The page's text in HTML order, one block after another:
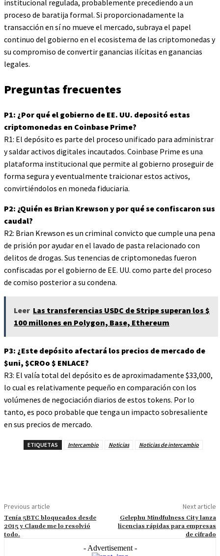
institucional regulada, probablemente precediendo a un
proceso de baratija formal. Si proporcionadamente la
transacción en sí no mueve el mercado, subraya el papel
continuo del gobierno en el ecosistema de las criptomonedas y
su compromiso de convertir ganancias ilícitas en ganancias
legales.
Preguntas frecuentes
P1: ¿Por qué el gobierno de EE. UU. depositó estas
criptomonedas en Coinbase Prime?
R1: El depósito es parte del proceso unificado para administrar
y saldar activos digitales incautados. Coinbase Prime es una
plataforma institucional que permite al gobierno proseguir de
forma segura y eventualmente traicionar estos activos,
convirtiéndolos en moneda fiduciaria.
P2: ¿Quién es Brian Krewson y por qué se confiscaron sus
caudal?
R2: Brian Krewson es un criminal convicto que cumple una pena
de prisión por ayudar en el lavado de pasta relacionado con
delitos de drogas. Sus tenencias de criptomonedas fueron
confiscadas por el gobierno de EE. UU. como parte del proceso
de comiso posterior a su condena.
Leer Las transferencias USDC de Stripe superan los $
100 millones en Polygon, Base, Ethereum
P3: ¿Este depósito afectará los precios de mercado de
$uni, $CROo $ ENLACE?
R3: El valía total del depósito es de aproximadamente $33,000,
lo cual es relativamente pequeño en comparación con los
volúmenes de negociación diarios de estos tokens. Por lo
tanto, es poco probable que tenga un impacto sobresaliente
en sus precios de mercado.
ETIQUETAS Intercambio Noticias Noticias de intercambio
Previous article
Tenía 5BTC bloqueados desde
2015 y Claude me lo resolvió
todo.
Next article
Gelephu Mindfulness City lanza
licencias rápidas para empresas
de cifrado
- Advertisement -